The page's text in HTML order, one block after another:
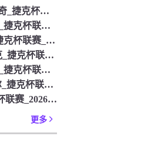
维特科维斯VSSSK比洛维奇_捷克杯联赛_2026年07月2
维克梅济日奇VS斯霍滕堡_捷克杯联赛_2026年07月26日
弗里德克VS科兹洛维采_捷克杯联赛_2026年07月26日
顺佩尔克VSFK诺夫萨迪克_捷克杯联赛_2026年07月26
萨扎瓦河畔VS奥林瑞杰克_捷克杯联赛_2026年07月26日
哲诺伊摩VSSK克鲁姆维尔_捷克杯联赛_2026年07月26
夫里兰VSTJ拜斯特_捷克杯联赛_2026年07月26日
更多